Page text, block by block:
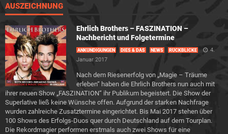
AUSZEICHNUNG
Ehrlich Brothers – FASZINATION –
Nachbericht und Folgetermine
ANKÜNDIGUNGEN DIES & DAS NEWS RÜCKBLICKE
4.
Januar 2017
Nach dem Riesenerfolg von „Magie – Träume
erleben“ haben die Ehrlich Brothers nun auch mit
ihrer neuen Show „FASZINATION“ ihr Publikum begeistert. Die Show der
Superlative ließ keine Wünsche offen. Aufgrund der starken Nachfrage
wurden zahlreiche Zusatztermine eingerichtet. Bis Mai 2017 stehen über
100 Shows des Erfolgs-Duos quer durch Deutschland auf dem Tourplan.
Die Rekordmagier performen erstmals auch zwei Shows für eine